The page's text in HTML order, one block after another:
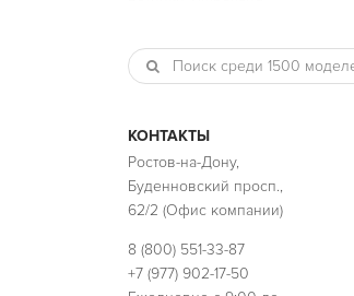
КОНТАКТЫ
Ростов-на-Дону,
Буденновский просп.,
62/2 (Офис компании)
8 (800) 551-33-87
+7 (977) 902-17-50